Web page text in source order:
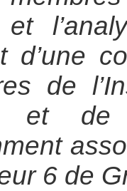
et
d’une
de
et de
6 de